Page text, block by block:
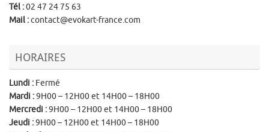
Tél :02 47 24 75 63
Mail :contact@evokart-france.com
HORAIRES
Lundi : Fermé
Mardi :9H00 – 12H00 et 14H00 – 18H00
Mercredi :9H00 – 12H00 et 14H00 – 18H00
Jeudi :9H00 – 12H00 et 14H00 – 18H00